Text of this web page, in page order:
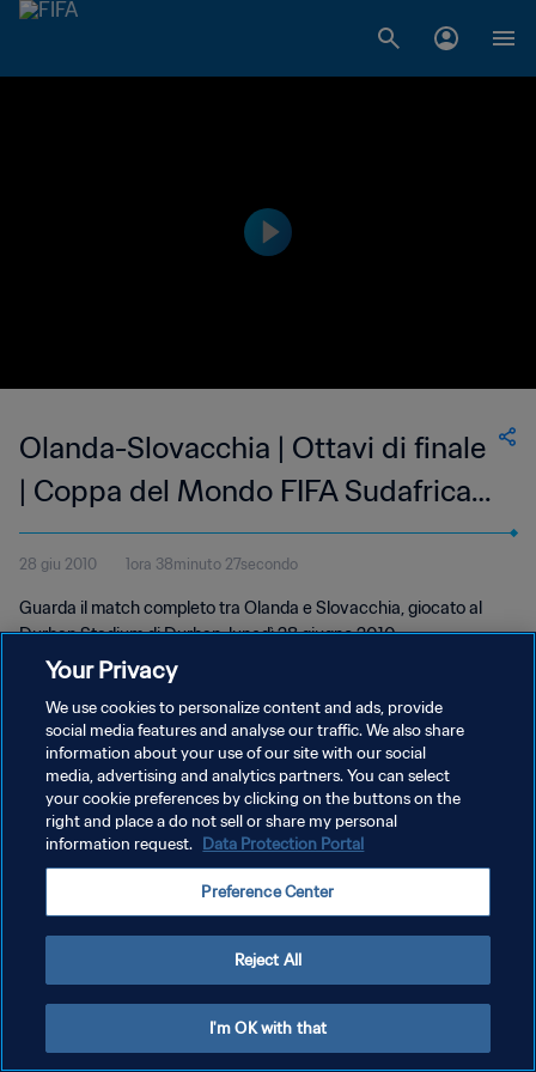
Olanda-Slovacchia | Ottavi di finale
| Coppa del Mondo FIFA Sudafrica
2010 | Match completo
28 giu 2010 1ora 38minuto 27secondo
Guarda il match completo tra Olanda e Slovacchia, giocato al
Durban Stadium di Durban, lunedì 28 giugno 2010.
PRIVACY POLICY
TERMINI DI SERVIZIO
GESTISCI LE TUE PREFERENZE PER I COOKIES
Your Privacy
We use cookies to personalize content and ads, provide
social media features and analyse our traffic. We also share
information about your use of our site with our social
media, advertising and analytics partners. You can select
your cookie preferences by clicking on the buttons on the
right and place a do not sell or share my personal
information request. Data Protection Portal
Preference Center
Reject All
I'm OK with that